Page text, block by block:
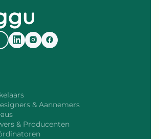
& Aannemers
& Producenten